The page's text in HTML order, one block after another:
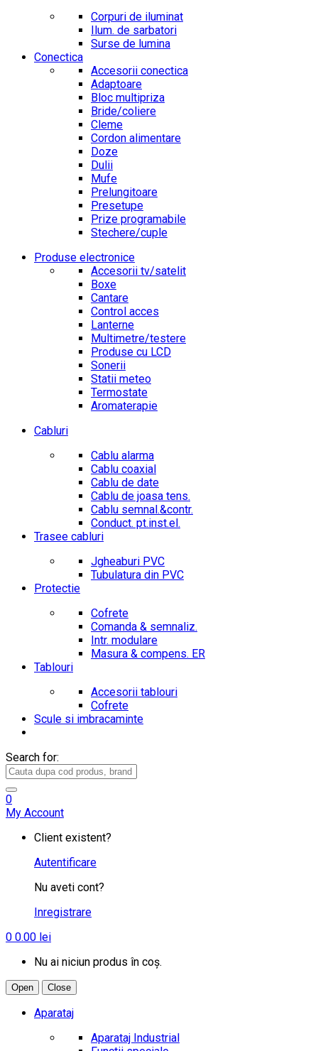
Corpuri de iluminat
Ilum. de sarbatori
Surse de lumina
Conectica
Accesorii conectica
Adaptoare
Bloc multipriza
Bride/coliere
Cleme
Cordon alimentare
Doze
Dulii
Mufe
Prelungitoare
Presetupe
Prize programabile
Stechere/cuple
Produse electronice
Accesorii tv/satelit
Boxe
Cantare
Control acces
Lanterne
Multimetre/testere
Produse cu LCD
Sonerii
Statii meteo
Termostate
Aromaterapie
Cabluri
Cablu alarma
Cablu coaxial
Cablu de date
Cablu de joasa tens.
Cablu semnal.&contr.
Conduct. pt.inst.el.
Trasee cabluri
Jgheaburi PVC
Tubulatura din PVC
Protectie
Cofrete
Comanda & semnaliz.
Intr. modulare
Masura & compens. ER
Tablouri
Accesorii tablouri
Cofrete
Scule si imbracaminte
Search for:
0
My Account
Client existent?
Autentificare
Nu aveti cont?
Inregistrare
0 0.00 lei
Nu ai niciun produs în coș.
Open Close
Aparataj
Aparataj Industrial